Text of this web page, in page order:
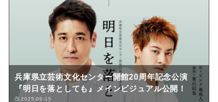
兵庫県立芸術文化センター開館20周年記念公演
『明日を落としても』メインビジュアル公開！
2025-06-15